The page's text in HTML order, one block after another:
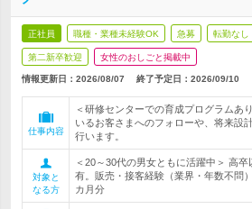
正社員 職種・業種未経験OK 急募 転勤なし
第二新卒歓迎 女性のおしごと掲載中
情報更新日：2026/08/07 終了予定日： 2026/09/10
仕事内容
＜研修センターでの育成プログラムあ
いるお客さまへのフォローや、将来設
行います。
対象と
なる方
＜20～30代の男女ともに活躍中＞ 高
有。販売・接客経験（業界・年数不問
カ月分